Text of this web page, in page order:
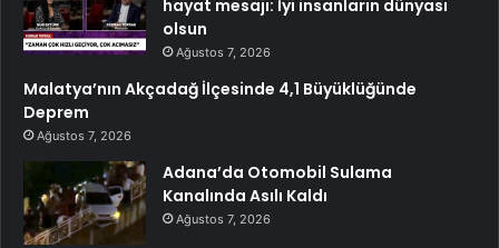
hayat mesajı: İyi insanların dünyası
olsun
Ağustos 7, 2026
Malatya’nın Akçadağ İlçesinde 4,1 Büyüklüğünde
Deprem
Ağustos 7, 2026
Adana’da Otomobil Sulama
Kanalında Asılı Kaldı
Ağustos 7, 2026